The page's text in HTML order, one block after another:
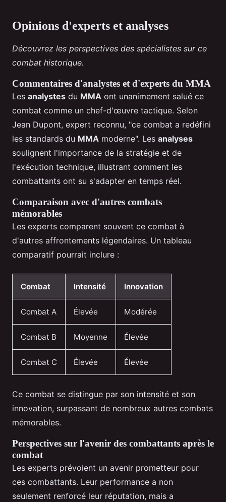
Opinions d'experts et analyses
Découvrez les perspectives des spécialistes sur ce
combat historique.
Commentaires d'analystes et d'experts du MMA
Les analystes du MMA ont unanimement salué ce
combat comme un chef-d'œuvre tactique. Selon
Jean Dupont, expert reconnu, "ce combat a redéfini
les standards du MMA moderne". Les analyses
soulignent l'importance de la stratégie et de
l'exécution technique, illustrant comment les
combattants ont su s'adapter en temps réel.
Comparaison avec d'autres combats
mémorables
Les experts comparent souvent ce combat à
d'autres affrontements légendaires. Un tableau
comparatif pourrait inclure :
Combat Intensité Innovation
Combat A Élevée Modérée
Combat B Moyenne Élevée
Combat C Élevée Élevée
Ce combat se distingue par son intensité et son
innovation, surpassant de nombreux autres combats
mémorables.
Perspectives sur l'avenir des combattants après le
combat
Les experts prévoient un avenir prometteur pour
ces combattants. Leur performance a non
seulement renforcé leur réputation, mais a